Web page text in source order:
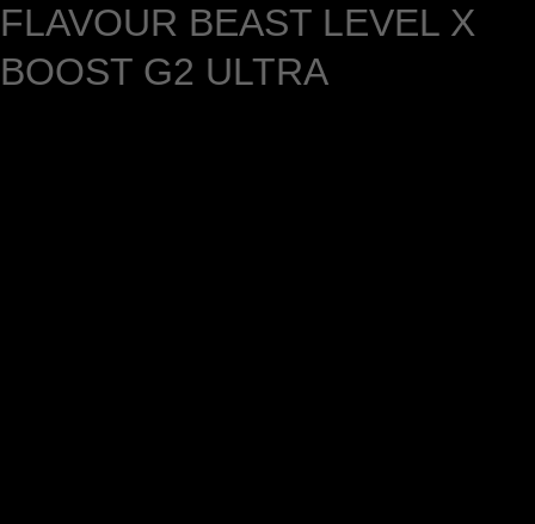
FLAVOUR BEAST LEVEL X
BOOST G2 ULTRA